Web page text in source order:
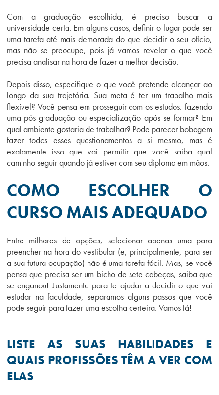
Com a graduação escolhida, é preciso buscar a
universidade certa. Em alguns casos, definir o lugar pode ser
uma tarefa até mais demorada do que decidir o seu ofício,
mas não se preocupe, pois já vamos revelar o que você
precisa analisar na hora de fazer a melhor decisão.
Depois disso, especifique o que você pretende alcançar ao
longo da sua trajetória. Sua meta é ter um trabalho mais
flexível? Você pensa em prosseguir com os estudos, fazendo
uma pós-graduação ou especialização após se formar? Em
qual ambiente gostaria de trabalhar? Pode parecer bobagem
fazer todos esses questionamentos a si mesmo, mas é
exatamente isso que vai permitir que você saiba qual
caminho seguir quando já estiver com seu diploma em mãos.
COMO ESCOLHER O
CURSO MAIS ADEQUADO
Entre milhares de opções, selecionar apenas uma para
preencher na hora do vestibular (e, principalmente, para ser
a sua futura ocupação) não é uma tarefa fácil. Mas, se você
pensa que precisa ser um bicho de sete cabeças, saiba que
se enganou! Justamente para te ajudar a decidir o que vai
estudar na faculdade, separamos alguns passos que você
pode seguir para fazer uma escolha certeira. Vamos lá!
LISTE AS SUAS HABILIDADES E
QUAIS PROFISSÕES TÊM A VER COM
ELAS